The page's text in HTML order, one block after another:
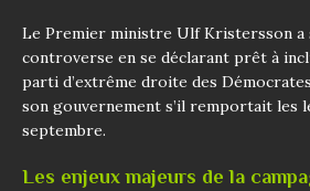
Le Premier ministre Ulf Kristersson a
controverse en se déclarant prêt à
parti d’extrême droite des Démocrates
son gouvernement s’il remportait les
septembre.
Les enjeux majeurs de la